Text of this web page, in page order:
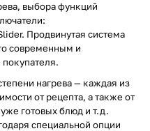
выбора функций
Продвинутая система
современным и
нагрева — каждая из
от рецепта, а также от
готовых блюд и т.д.
специальной опции